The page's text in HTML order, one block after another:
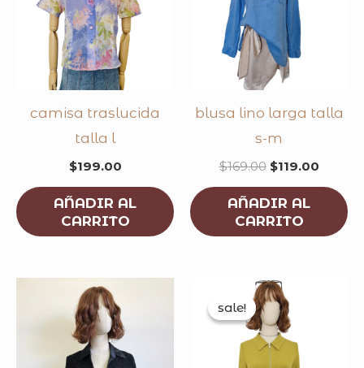
camisa traslucida
talla l
$199.00
AÑADIR AL
CARRITO
blusa lino larga talla
s-m
$169.00 $119.00
AÑADIR AL
CARRITO
sale!
sale!
original
price
was:
$179.00.